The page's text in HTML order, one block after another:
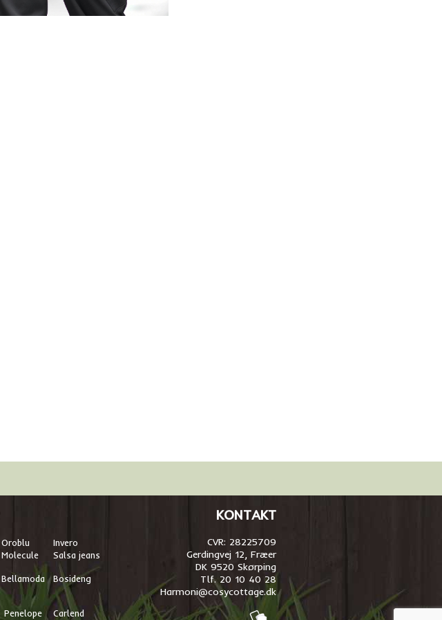
Oroblu
Invero
Molecule Salsa jeans
Bellamoda Bosideng
Penelope
Carlend
KONTAKT
CVR: 28225709
Gerdingvej 12, Fræer
DK 9520 Skørping
Tlf. 20 10 40 28
Harmoni@cosycottage.dk